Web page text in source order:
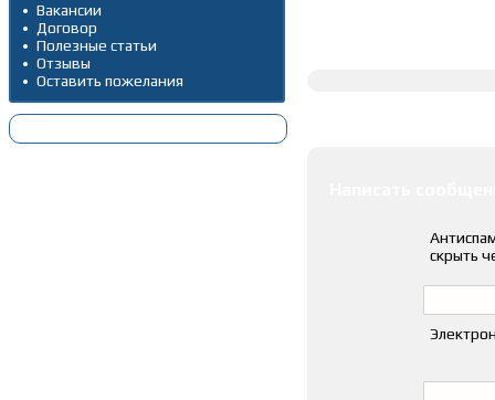
скрыть
Вакансии
Договор
Полезные статьи
Отзывы
Оставить пожелания